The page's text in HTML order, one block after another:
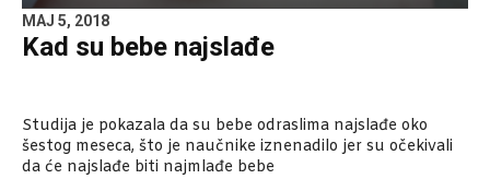
MAJ 5, 2018
Kad su bebe najslađe
Studija je pokazala da su bebe odraslima najslađe oko
šestog meseca, što je naučnike iznenadilo jer su očekivali
da će najslađe biti najmlađe bebe